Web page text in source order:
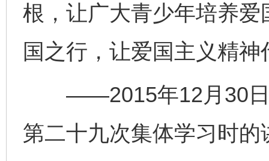
根，让广大青少年培养
国之行，让爱国主义精
——2015年12月30日
第二十九次集体学习时的